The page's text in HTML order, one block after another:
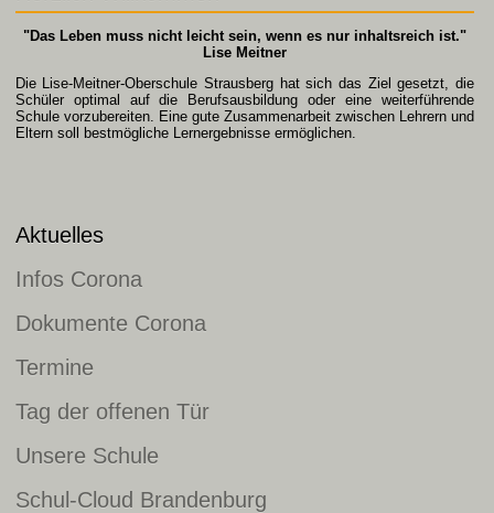
"Das Leben muss nicht leicht sein, wenn es nur inhaltsreich ist."
Lise Meitner
Die Lise-Meitner-Oberschule Strausberg hat sich das Ziel gesetzt, die
Schüler optimal auf die Berufsausbildung oder eine weiterführende
Schule vorzubereiten. Eine gute Zusammenarbeit zwischen Lehrern und
Eltern soll bestmögliche Lernergebnisse ermöglichen.
Aktuelles
Infos Corona
Dokumente Corona
Termine
Tag der offenen Tür
Unsere Schule
Schul-Cloud Brandenburg